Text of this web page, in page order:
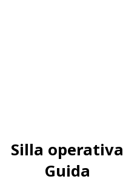
Silla operativa
Guida